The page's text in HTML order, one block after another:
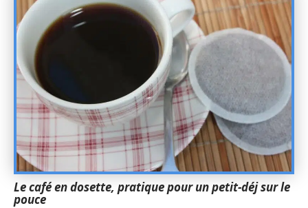
Le café en dosette, pratique pour un petit-déj sur le
pouce